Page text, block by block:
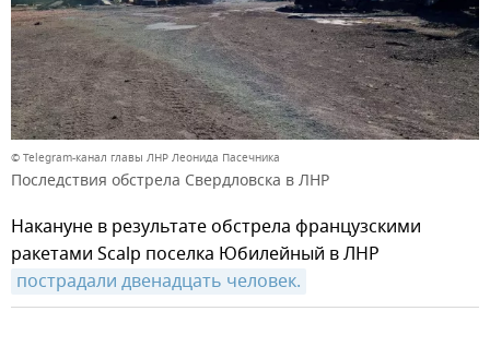
© Telegram-канал главы ЛНР Леонида Пасечника
Последствия обстрела Свердловска в ЛНР
Накануне в результате обстрела французскими
ракетами Scalp поселка Юбилейный в ЛНР
пострадали двенадцать человек.